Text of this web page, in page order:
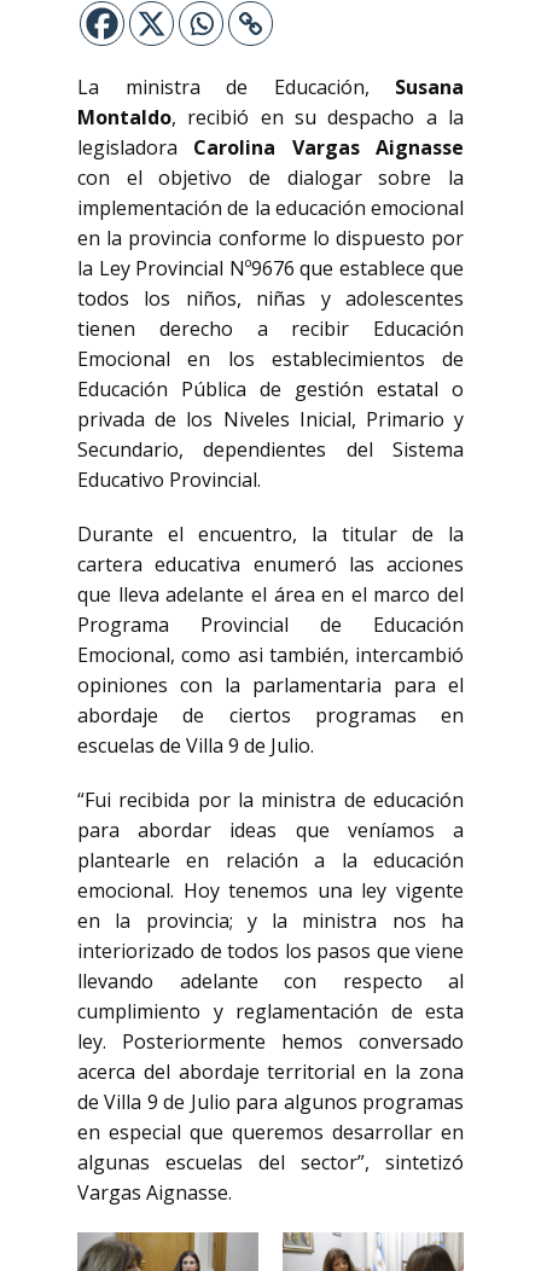
La ministra de Educación, Susana
Montaldo, recibió en su despacho a la
legisladora Carolina Vargas Aignasse
con el objetivo de dialogar sobre la
implementación de la educación emocional
en la provincia conforme lo dispuesto por
la Ley Provincial Nº9676 que establece que
todos los niños, niñas y adolescentes
tienen derecho a recibir Educación
Emocional en los establecimientos de
Educación Pública de gestión estatal o
privada de los Niveles Inicial, Primario y
Secundario, dependientes del Sistema
Educativo Provincial.
Durante el encuentro, la titular de la
cartera educativa enumeró las acciones
que lleva adelante el área en el marco del
Programa Provincial de Educación
Emocional, como asi también, intercambió
opiniones con la parlamentaria para el
abordaje de ciertos programas en
escuelas de Villa 9 de Julio.
“Fui recibida por la ministra de educación
para abordar ideas que veníamos a
plantearle en relación a la educación
emocional. Hoy tenemos una ley vigente
en la provincia; y la ministra nos ha
interiorizado de todos los pasos que viene
llevando adelante con respecto al
cumplimiento y reglamentación de esta
ley. Posteriormente hemos conversado
acerca del abordaje territorial en la zona
de Villa 9 de Julio para algunos programas
en especial que queremos desarrollar en
algunas escuelas del sector”, sintetizó
Vargas Aignasse.